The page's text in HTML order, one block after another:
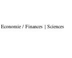
Economie / Finances | Sciences